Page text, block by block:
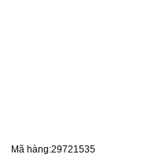
Mã hàng:29721535